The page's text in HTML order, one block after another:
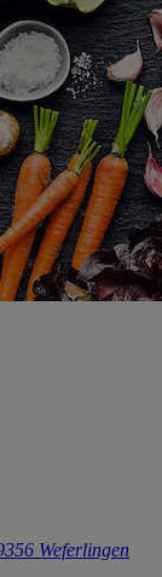
Weferlingen